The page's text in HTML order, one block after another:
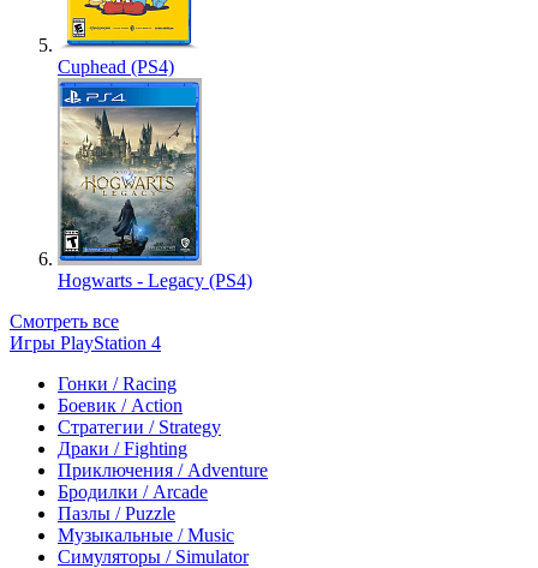
Cuphead (PS4)
Hogwarts - Legacy (PS4)
Смотреть все
Игры PlayStation 4
Гонки / Racing
Боевик / Action
Стратегии / Strategy
Драки / Fighting
Приключения / Adventure
Бродилки / Arcade
Пазлы / Puzzle
Музыкальные / Music
Симуляторы / Simulator